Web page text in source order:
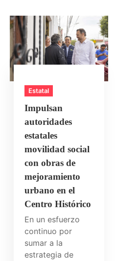
Estatal
Impulsan
autoridades
estatales
movilidad social
con obras de
mejoramiento
urbano en el
Centro Histórico
En un esfuerzo
continuo por
sumar a la
estrategia de